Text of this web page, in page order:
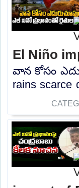
El Niño
వాన కోసం
rains scarce